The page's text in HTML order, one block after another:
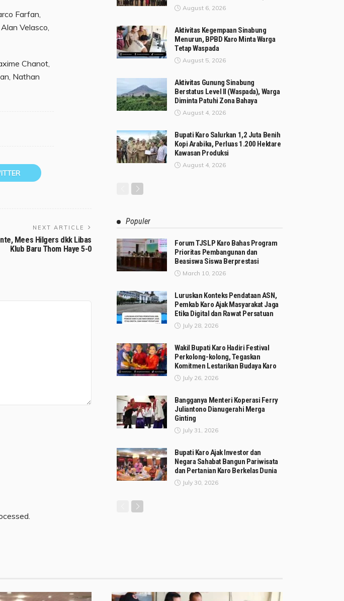
Farfan,
Velasco,
Chanot,
Nathan
NEXT ARTICLE
Mees Hilgers dkk Libas
Klub Baru Thom Haye 5-0
August 6, 2026
Aktivitas Kegempaan Sinabung
Menurun, BPBD Karo Minta Warga
Tetap Waspada
August 5, 2026
Aktivitas Gunung Sinabung
Berstatus Level II (Waspada), Warga
Diminta Patuhi Zona Bahaya
August 4, 2026
Bupati Karo Salurkan 1,2 Juta Benih
Kopi Arabika, Perluas 1.200 Hektare
Kawasan Produksi
August 4, 2026
Populer
Forum TJSLP Karo Bahas Program
Prioritas Pembangunan dan
Beasiswa Siswa Berprestasi
March 10, 2026
Luruskan Konteks Pendataan ASN,
Pemkab Karo Ajak Masyarakat Jaga
Etika Digital dan Rawat Persatuan
July 28, 2026
Wakil Bupati Karo Hadiri Festival
Perkolong-kolong, Tegaskan
Komitmen Lestarikan Budaya Karo
July 26, 2026
Bangganya Menteri Koperasi Ferry
Juliantono Dianugerahi Merga
Ginting
July 31, 2026
Bupati Karo Ajak Investor dan
Negara Sahabat Bangun Pariwisata
dan Pertanian Karo Berkelas Dunia
July 30, 2026